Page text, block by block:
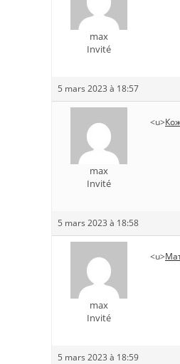
max
Invité
5 mars 2023 à 18:57
max
Invité
<u>
5 mars 2023 à 18:58
max
Invité
<u>
5 mars 2023 à 18:59